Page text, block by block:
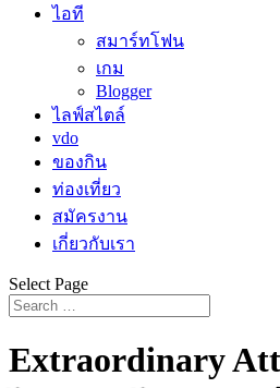
ไอที
สมาร์ทโฟน
เกม
Blogger
ไลฟ์สไตล์
vdo
ของกิน
ท่องเที่ยว
สมัครงาน
เกี่ยวกับเรา
Select Page
Extraordinary